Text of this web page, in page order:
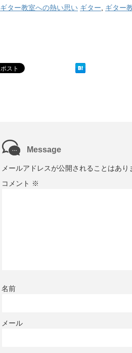
ギター教室への熱い思い ギター, ギター
Message
メールアドレスが公開されることはあり
コメント ※
名前
メール